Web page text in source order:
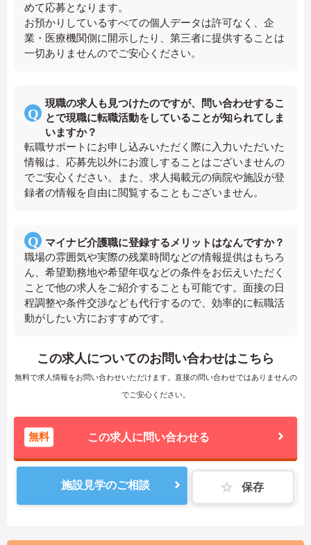
めて応募となります。
お預かりしているすべての個人データは許可なく、企
業・医療機関側に開示したり、第三者に提供することは
一切ありませんのでご安心ください。
現職の求人も見つけたのですが、問い合わせするこ
とで現職に転職活動をしていることが知られてしま
いますか？
転職サポートにお申し込みいただく際に入力いただいた
情報は、応募先以外にお渡しすることはございませんの
でご安心ください。また、求人掲載元の病院や施設が登
録者の情報を自由に閲覧することもございません。
マイナビ介護職に登録するメリットはなんですか？
職場の雰囲気や実際の残業時間などの情報提供はもちろ
ん、希望勤務地や希望年収などの条件をお伝えいただく
ことで他の求人をご紹介することも可能です。面接の日
程調整や条件交渉なども代行するので、効率的に転職活
動がしたい方におすすめです。
この求人についてのお問い合わせはこちら
無料で求人情報をお問い合わせいただけます。直接の問い合わせではありませんの
でご安心ください。
無料 この求人に問い合わせる
施設見学のご相談 保存